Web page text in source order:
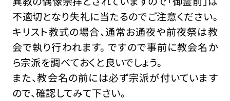
不適切となり失礼に当たるのでご注意ください。
キリスト教式の場合、通常お通夜や前夜祭は教
会で執り行われます。 ですので事前に教会名か
ら宗派を調べておくと良いでしょう。
また、教会名の前には必ず宗派が付いています
ので、確認してみて下さい。